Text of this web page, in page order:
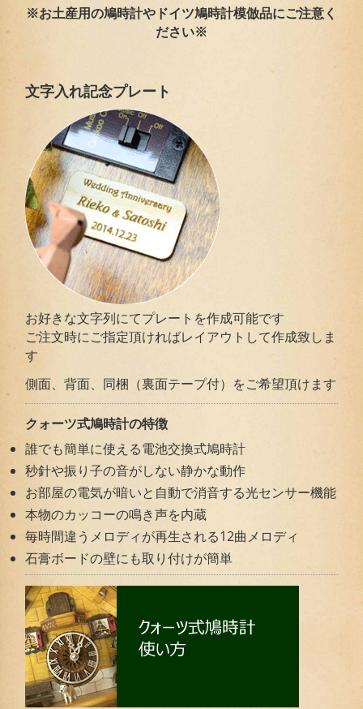
※お土産用の鳩時計やドイツ鳩時計模倣品にご注意く
ださい※
文字入れ記念プレート
お好きな文字列にてプレートを作成可能です
ご注文時にご指定頂ければレイアウトして作成致しま
す
側面、背面、同梱（裏面テープ付）をご希望頂けます
クォーツ式鳩時計の特徴
誰でも簡単に使える電池交換式鳩時計
秒針や振り子の音がしない静かな動作
お部屋の電気が暗いと自動で消音する光センサー機能
本物のカッコーの鳴き声を内蔵
毎時間違うメロディが再生される12曲メロディ
石膏ボードの壁にも取り付けが簡単